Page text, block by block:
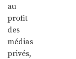
au
profit
des
médias
privés,